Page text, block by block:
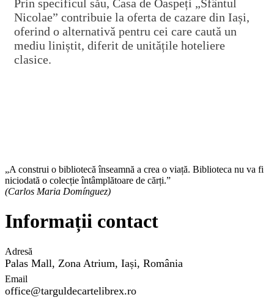
Prin specificul său, Casa de Oaspeți „Sfântul
Nicolae” contribuie la oferta de cazare din Iași,
oferind o alternativă pentru cei care caută un
mediu liniștit, diferit de unitățile hoteliere
clasice.
„A construi o bibliotecă înseamnă a crea o viață. Biblioteca nu va fi
niciodată o colecție întâmplătoare de cărți.”
(Carlos Maria Domínguez)
Informații contact
Adresă
Palas Mall, Zona Atrium, Iași, România
Email
office@targuldecartelibrex.ro